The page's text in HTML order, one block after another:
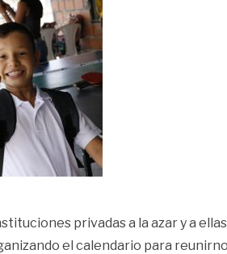
privadas a la azar y a
el calendario para